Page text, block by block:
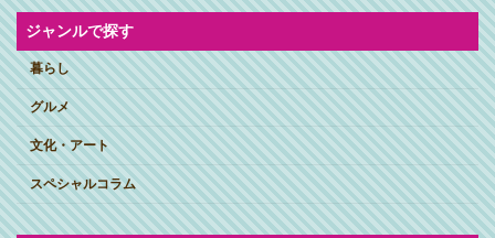
ジャンルで探す
暮らし
グルメ
文化・アート
スペシャルコラム